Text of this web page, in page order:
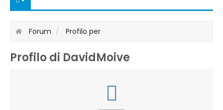
Forum Profilo per
Profilo di DavidMoive